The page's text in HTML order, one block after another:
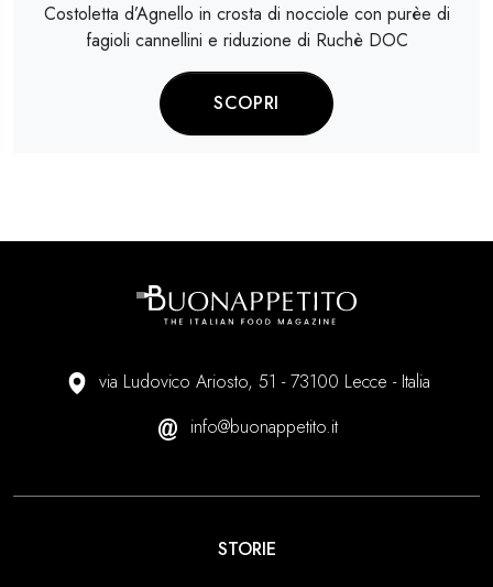
Costoletta d’Agnello in crosta di nocciole con purèe di
fagioli cannellini e riduzione di Ruchè DOC
SCOPRI
via Ludovico Ariosto, 51 - 73100 Lecce - Italia
info@buonappetito.it
STORIE